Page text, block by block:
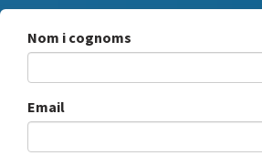
Nom i cognoms
Email